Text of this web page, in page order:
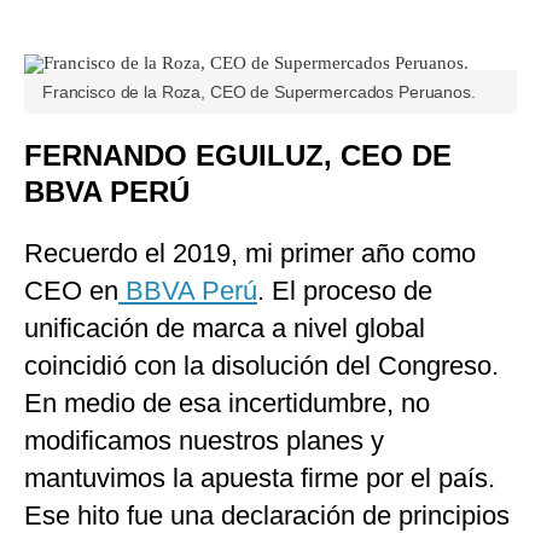
Francisco de la Roza, CEO de Supermercados Peruanos.
FERNANDO EGUILUZ, CEO DE
BBVA PERÚ
Recuerdo el 2019, mi primer año como
CEO en BBVA Perú. El proceso de
unificación de marca a nivel global
coincidió con la disolución del Congreso.
En medio de esa incertidumbre, no
modificamos nuestros planes y
mantuvimos la apuesta firme por el país.
Ese hito fue una declaración de principios